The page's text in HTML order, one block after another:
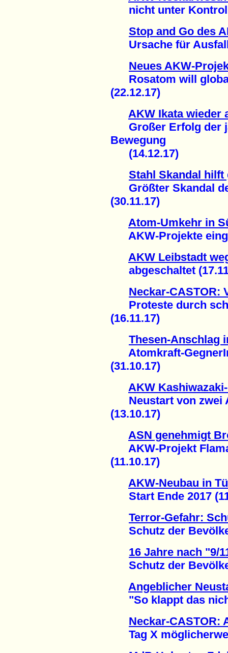
nicht unter
Stop and Go des
Ursache für Ausfall
Neues AKW-
Rosatom will
(22.12.17)
AKW Ikata wieder
Großer Erfolg der
Bewegung
(14.12.17)
Stahl Skandal hilft
Größter Skandal
(30.11.17)
Atom-Umkehr in
AKW-Projekte
AKW Leibstadt
abgeschaltet
Neckar-CASTOR:
Proteste durch
(16.11.17)
Thesen-Anschlag
Atomkraft-
(31.10.17)
AKW
Neustart von zwei
(13.10.17)
ASN genehmigt
AKW-Projekt
(11.10.17)
AKW-Neubau in
Start Ende 2017
Terror-Gefahr:
Schutz der
16 Jahre nach "9/
Schutz der
Angeblicher
"So klappt das
Neckar-CASTOR:
Tag X